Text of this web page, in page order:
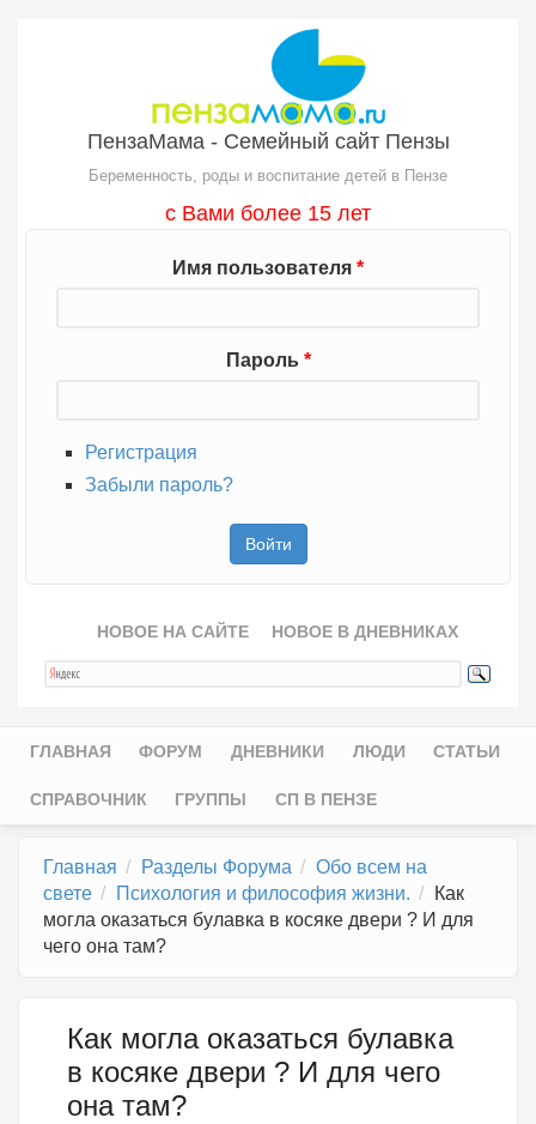
ПензаМама - Семейный сайт Пензы
Беременность, роды и воспитание детей в Пензе
с Вами более 15 лет
Имя пользователя *
Пароль *
Регистрация
Забыли пароль?
НОВОЕ НА САЙТЕ НОВОЕ В ДНЕВНИКАХ
Главное меню
ГЛАВНАЯ ФОРУМ ДНЕВНИКИ ЛЮДИ СТАТЬИ
СПРАВОЧНИК ГРУППЫ СП В ПЕНЗЕ
Главная Разделы Форума
Обо всем на
свете
Психология и философия жизни.
Как
могла оказаться булавка в косяке двери ? И для
чего она там?
Как могла оказаться булавка
в косяке двери ? И для чего
она там?